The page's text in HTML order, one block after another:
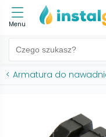
Menu
< Armatura do